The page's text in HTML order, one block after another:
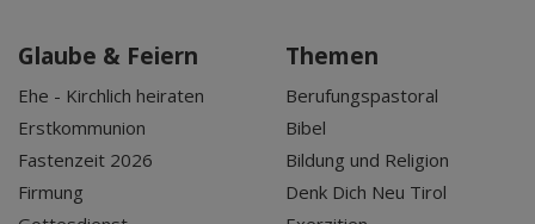
Glaube & Feiern
Ehe - Kirchlich heiraten
Erstkommunion
Fastenzeit 2026
Firmung
Themen
Berufungspastoral
Bibel
Bildung und Religion
Denk Dich Neu Tirol